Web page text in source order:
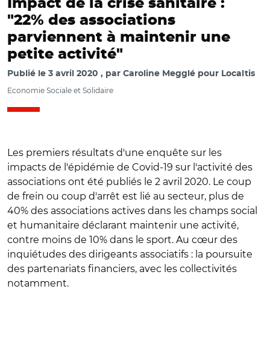
Impact de la crise sanitaire :
"22% des associations
parviennent à maintenir une
petite activité"
Publié le 3 avril 2020 par Caroline Megglé pour Localtis
Economie Sociale et Solidaire
Les premiers résultats d'une enquête sur les
impacts de l'épidémie de Covid-19 sur l'activité des
associations ont été publiés le 2 avril 2020. Le coup
de frein ou coup d'arrêt est lié au secteur, plus de
40% des associations actives dans les champs social
et humanitaire déclarant maintenir une activité,
contre moins de 10% dans le sport. Au cœur des
inquiétudes des dirigeants associatifs : la poursuite
des partenariats financiers, avec les collectivités
notamment.